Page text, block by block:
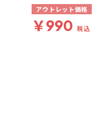
アウトレット価格
￥990 税込